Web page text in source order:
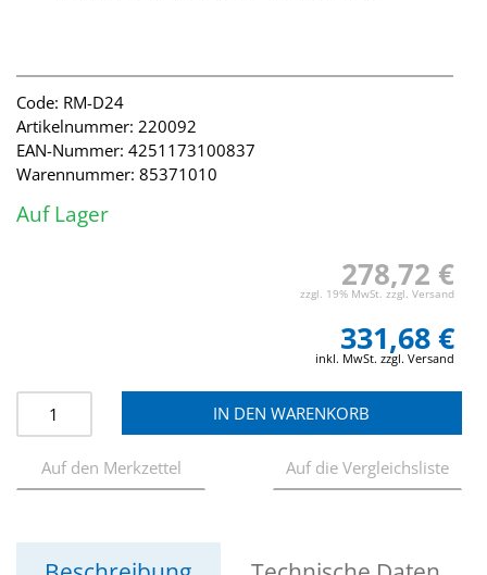
Code: RM-D24
Artikelnummer: 220092
EAN-Nummer: 4251173100837
Warennummer: 85371010
Auf Lager
278,72 €
zzgl. 19% MwSt. zzgl. Versand
331,68 €
inkl. MwSt. zzgl. Versand